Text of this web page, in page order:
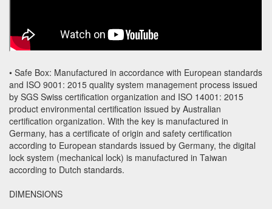
• Safe Box: Manufactured in accordance with European standards
and ISO 9001: 2015 quality system management process issued
by SGS Swiss certification organization and ISO 14001: 2015
product environmental certification issued by Australian
certification organization. With the key is manufactured in
Germany, has a certificate of origin and safety certification
according to European standards issued by Germany, the digital
lock system (mechanical lock) is manufactured in Taiwan
according to Dutch standards.
DIMENSIONS